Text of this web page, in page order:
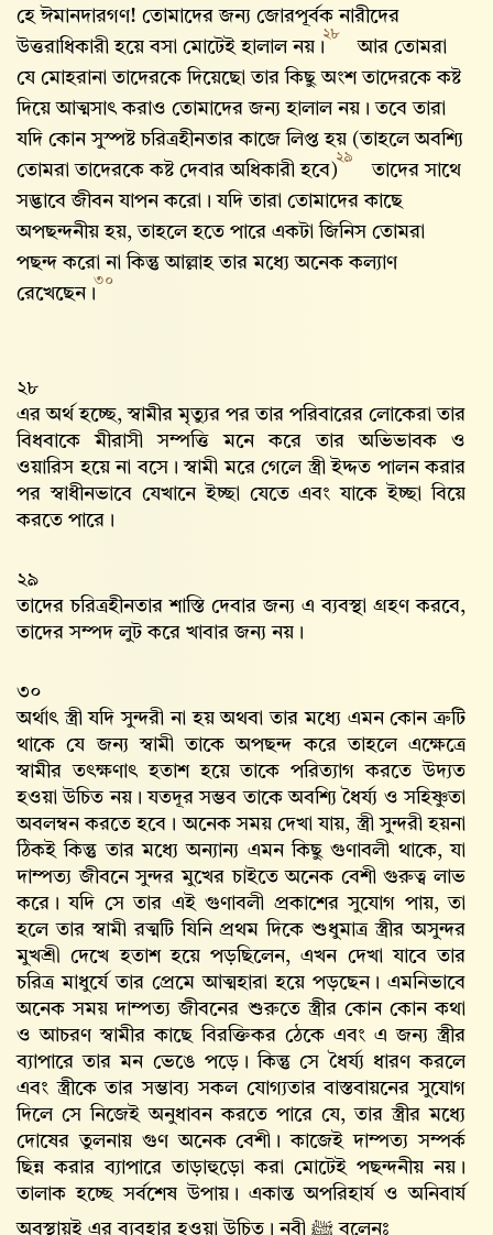
হে ঈমানদারগণ! তোমাদের জন্য জোরপূর্বক নারীদের
উত্তরাধিকারী হয়ে বসা মোটেই হালাল নয়।
২৮
আর তোমরা
যে মোহরানা তাদেরকে দিয়েছো তার কিছু অংশ তাদেরকে কষ্ট
দিয়ে আত্মসাৎ করাও তোমাদের জন্য হালাল নয়। তবে তারা
যদি কোন সুস্পষ্ট চরিত্রহীনতার কাজে লিপ্ত হয় (তাহলে অবশ্যি
তোমরা তাদেরকে কষ্ট দেবার অধিকারী হবে)
২৯
তাদের সাথে
সদ্ভাবে জীবন যাপন করো। যদি তারা তোমাদের কাছে
অপছন্দনীয় হয়, তাহলে হতে পারে একটা জিনিস তোমরা
পছন্দ করো না কিন্তু আল্লাহ‌ তার মধ্যে অনেক কল্যাণ
রেখেছেন।
৩০
২৮
এর অর্থ হচ্ছে, স্বামীর মৃত্যুর পর তার পরিবারের লোকেরা তার
বিধবাকে মীরাসী সম্পত্তি মনে করে তার অভিভাবক ও
ওয়ারিস হয়ে না বসে। স্বামী মরে গেলে স্ত্রী ইদ্দত পালন করার
পর স্বাধীনভাবে যেখানে ইচ্ছা যেতে এবং যাকে ইচ্ছা বিয়ে
করতে পারে।
২৯
তাদের চরিত্রহীনতার শাস্তি দেবার জন্য এ ব্যবস্থা গ্রহণ করবে,
তাদের সম্পদ লুট করে খাবার জন্য নয়।
৩০
অর্থাৎ স্ত্রী যদি সুন্দরী না হয় অথবা তার মধ্যে এমন কোন ত্রুটি
থাকে যে জন্য স্বামী তাকে অপছন্দ করে তাহলে এক্ষেত্রে
স্বামীর তৎক্ষণাৎ হতাশ হয়ে তাকে পরিত্যাগ করতে উদ্যত
হওয়া উচিত নয়। যতদূর সম্ভব তাকে অবশ্যি ধৈর্য্য ও সহিষ্ণুতা
অবলম্বন করতে হবে। অনেক সময় দেখা যায়, স্ত্রী সুন্দরী হয়না
ঠিকই কিন্তু তার মধ্যে অন্যান্য এমন কিছু গুণাবলী থাকে, যা
দাম্পত্য জীবনে সুন্দর মুখের চাইতে অনেক বেশী গুরুত্ব লাভ
করে। যদি সে তার এই গুণাবলী প্রকাশের সুযোগ পায়, তা
হলে তার স্বামী রত্মটি যিনি প্রথম দিকে শুধুমাত্র স্ত্রীর অসুন্দর
মুখশ্রী দেখে হতাশ হয়ে পড়ছিলেন, এখন দেখা যাবে তার
চরিত্র মাধুর্যে তার প্রেমে আত্মহারা হয়ে পড়ছেন। এমনিভাবে
অনেক সময় দাম্পত্য জীবনের শুরুতে স্ত্রীর কোন কোন কথা
ও আচরণ স্বামীর কাছে বিরক্তিকর ঠেকে এবং এ জন্য স্ত্রীর
ব্যাপারে তার মন ভেঙে পড়ে। কিন্তু সে ধৈর্য্য ধারণ করলে
এবং স্ত্রীকে তার সম্ভাব্য সকল যোগ্যতার বাস্তবায়নের সুযোগ
দিলে সে নিজেই অনুধাবন করতে পারে যে, তার স্ত্রীর মধ্যে
দোষের তুলনায় গুণ অনেক বেশী। কাজেই দাম্পত্য সম্পর্ক
ছিন্ন করার ব্যাপারে তাড়াহুড়ো করা মোটেই পছন্দনীয় নয়।
তালাক হচ্ছে সর্বশেষ উপায়। একান্ত অপরিহার্য ও অনিবার্য
অবস্থায়ই এর ব্যবহার হওয়া উচিত। নবী ﷺ বলেনঃ